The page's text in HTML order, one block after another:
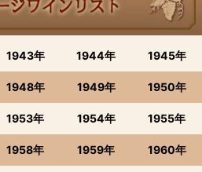
1943年 1944年 1945年
1948年 1949年 1950年
1953年 1954年 1955年
1958年 1959年 1960年